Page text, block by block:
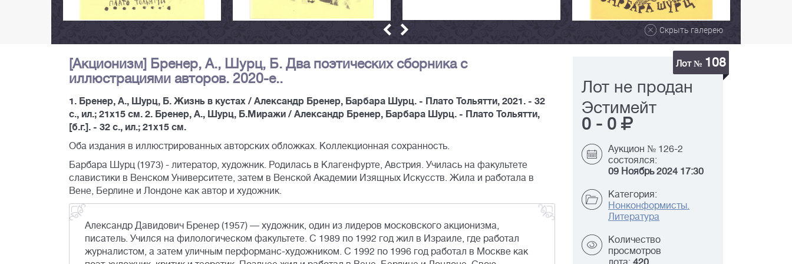
Скрыть галерею
[Акционизм] Бренер, А., Шурц, Б. Два поэтических сборника с
иллюстрациями авторов. 2020-е..
1. Бренер, А., Шурц, Б. Жизнь в кустах / Александр Бренер, Барбара Шурц. - Плато Тольятти, 2021. - 32
с., ил.; 21х15 см. 2. Бренер, А., Шурц, Б.Миражи / Александр Бренер, Барбара Шурц. - Плато Тольятти,
[б.г.]. - 32 с., ил.; 21х15 см.
Оба издания в иллюстрированных авторских обложках. Коллекционная сохранность.
Барбара Шурц (1973) - литератор, художник. Родилась в Клагенфурте, Австрия. Училась на факультете
славистики в Венском Университете, затем в Венской Академии Изящных Искусств. Жила и работала в
Вене, Берлине и Лондоне как автор и художник.
Александр Давидович Бренер (1957) — художник, один из лидеров московского акционизма,
писатель. Учился на филологическом факультете. С 1989 по 1992 год жил в Израиле, где работал
журналистом, а затем уличным перформанс-художником. С 1992 по 1996 год работал в Москве как
Лот № 108
Лот не продан
Эстимейт
0 - 0
Аукцион № 126-2
состоялся:
09 Ноябрь 2024 17:30
Категория:
Нонконформисты.
Литература
Количество
просмотров